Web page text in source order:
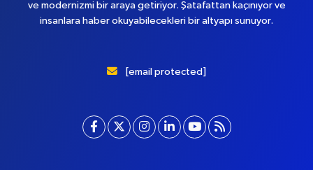
ve modernizmi bir araya getiriyor. Şatafattan kaçınıyor ve
insanlara haber okuyabilecekleri bir altyapı sunuyor.
[email protected]